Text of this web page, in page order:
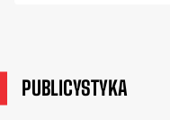
PUBLICYSTYKA